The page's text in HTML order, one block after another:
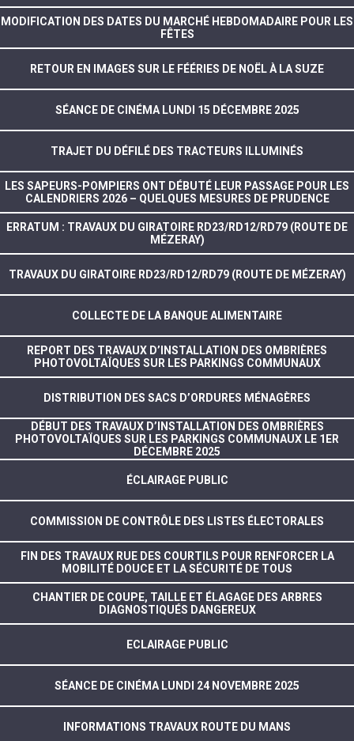
MODIFICATION DES DATES DU MARCHÉ HEBDOMADAIRE POUR LES
FÊTES
RETOUR EN IMAGES SUR LE FÉÉRIES DE NOËL À LA SUZE
SÉANCE DE CINÉMA LUNDI 15 DÉCEMBRE 2025
TRAJET DU DÉFILÉ DES TRACTEURS ILLUMINÉS
LES SAPEURS-POMPIERS ONT DÉBUTÉ LEUR PASSAGE POUR LES
CALENDRIERS 2026 – QUELQUES MESURES DE PRUDENCE
ERRATUM : TRAVAUX DU GIRATOIRE RD23/RD12/RD79 (ROUTE DE
MÉZERAY)
TRAVAUX DU GIRATOIRE RD23/RD12/RD79 (ROUTE DE MÉZERAY)
COLLECTE DE LA BANQUE ALIMENTAIRE
REPORT DES TRAVAUX D’INSTALLATION DES OMBRIÈRES
PHOTOVOLTAÏQUES SUR LES PARKINGS COMMUNAUX
DISTRIBUTION DES SACS D’ORDURES MÉNAGÈRES
DÉBUT DES TRAVAUX D’INSTALLATION DES OMBRIÈRES
PHOTOVOLTAÏQUES SUR LES PARKINGS COMMUNAUX LE 1ER
DÉCEMBRE 2025
ÉCLAIRAGE PUBLIC
COMMISSION DE CONTRÔLE DES LISTES ÉLECTORALES
FIN DES TRAVAUX RUE DES COURTILS POUR RENFORCER LA
MOBILITÉ DOUCE ET LA SÉCURITÉ DE TOUS
CHANTIER DE COUPE, TAILLE ET ÉLAGAGE DES ARBRES
DIAGNOSTIQUÉS DANGEREUX
ECLAIRAGE PUBLIC
SÉANCE DE CINÉMA LUNDI 24 NOVEMBRE 2025
INFORMATIONS TRAVAUX ROUTE DU MANS